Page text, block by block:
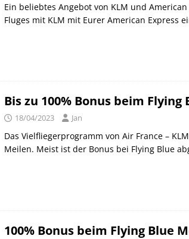
Ein beliebtes Angebot von KLM und
Fluges mit KLM mit Eurer American Express
Bis zu 100% Bonus beim
18/04/2023 Jan
Das Vielfliegerprogramm von Air France –
Meilen. Meist ist der Bonus bei Flying Blue
100% Bonus beim Flying Blue